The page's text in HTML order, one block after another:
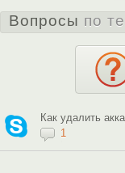
Вопросы по
Как удалить
1